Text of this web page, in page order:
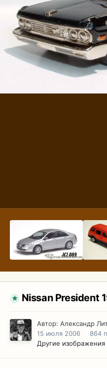
Nissan President
Автор: Александр
15 июля 2006
864
Другие изображения